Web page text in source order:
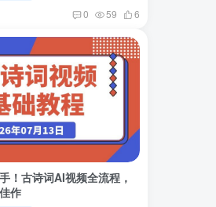
0 59 6
！古诗词AI视频全流程，
作